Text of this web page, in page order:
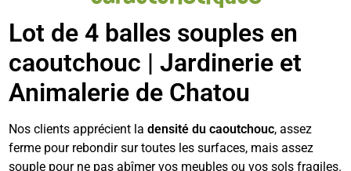
Lot de 4 balles souples en
caoutchouc | Jardinerie et
Animalerie de Chatou
Nos clients apprécient ladensité du caoutchouc, assez
ferme pour rebondir sur toutes les surfaces, mais assez
souple pour ne pas abîmer vos meubles ou vos sols fragiles.